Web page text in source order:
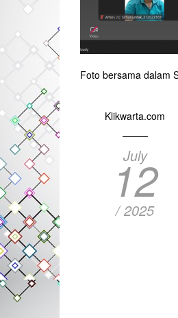
Foto bersama dalam
Klikwarta.com
July
12
/ 2025